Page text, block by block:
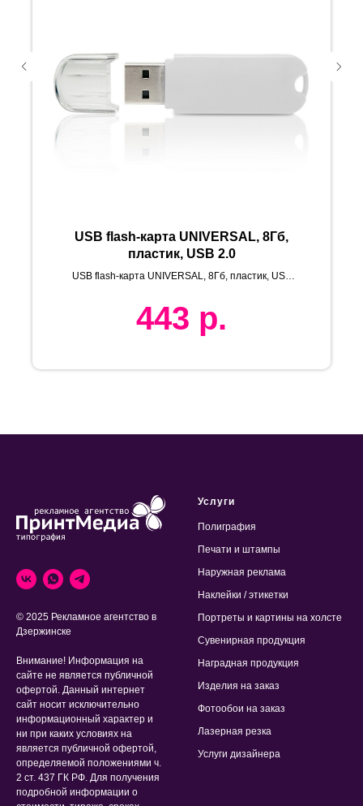
USB flash-карта UNIVERSAL, 8Гб,
пластик, USB 2.0
USB flash-карта UNIVERSAL, 8Гб, пластик, USB
443 р.
© 2025 Рекламное агентство в
Дзержинске
Внимание! Информация на
сайте не является публичной
офертой. Данный интернет
сайт носит исключительно
информационный характер и
ни при каких условиях на
является публичной офертой,
определяемой положениями ч.
2 ст. 437 ГК РФ. Для получения
подробной информации о
Услуги
Полиграфия
Печати и штампы
Наружная реклама
Наклейки / этикетки
Портреты и картины на холсте
Сувенирная продукция
Наградная продукция
Изделия на заказ
Фотообои на заказ
Лазерная резка
Услуги дизайнера